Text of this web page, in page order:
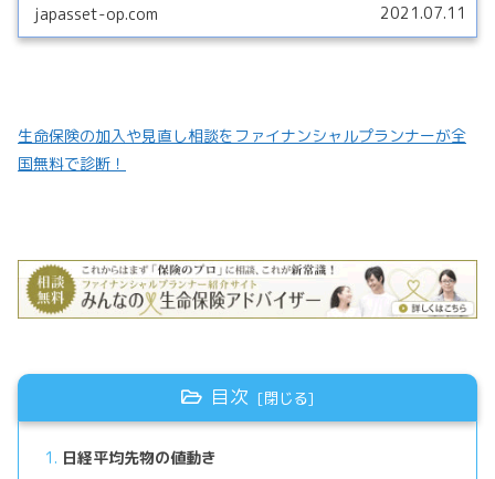
japasset-op.com 2021.07.11
生命保険の加入や見直し相談をファイナンシャルプランナーが全
国無料で診断！
目次
日経平均先物の値動き